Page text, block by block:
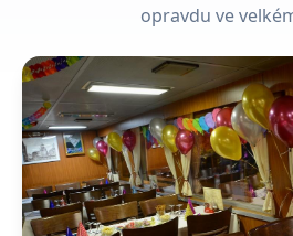
opravdu ve